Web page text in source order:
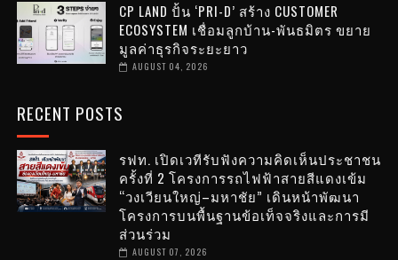
CP LAND ปั้น ‘PRI-D’ สร้าง CUSTOMER
ECOSYSTEM เชื่อมลูกบ้าน-พันธมิตร ขยาย
มูลค่าธุรกิจระยะยาว
AUGUST 04, 2026
RECENT POSTS
รฟท. เปิดเวทีรับฟังความคิดเห็นประชาชน
ครั้งที่ 2 โครงการรถไฟฟ้าสายสีแดงเข้ม
“วงเวียนใหญ่–มหาชัย” เดินหน้าพัฒนา
โครงการบนพื้นฐานข้อเท็จจริงและการมี
ส่วนร่วม
AUGUST 07, 2026